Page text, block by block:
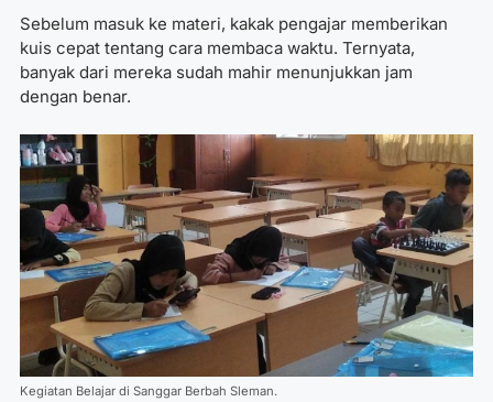
Sebelum masuk ke materi, kakak pengajar memberikan
kuis cepat tentang cara membaca waktu. Ternyata,
banyak dari mereka sudah mahir menunjukkan jam
dengan benar.
Kegiatan Belajar di Sanggar Berbah Sleman.